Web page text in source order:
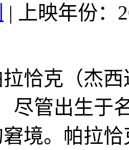
|
上映年份：
杰西达邦
尽管出生于
窘境。帕拉